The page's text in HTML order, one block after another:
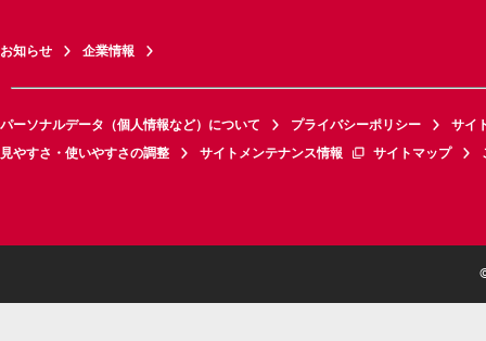
お知らせ 企業情報
パーソナルデータ（個人情報など）について プライバシーポリシー
サイ
見やすさ・使いやすさの調整
サイトメンテナンス情報 サイトマップ